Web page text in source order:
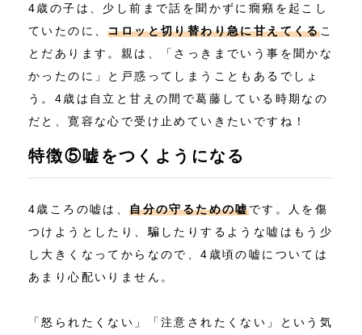
4歳の子は、少し前まで話を聞かずに癇癪を起こし
ていたのに、コロッと切り替わり急に甘えてくるこ
とだあります。親は、「さっきまでいう事を聞かな
かったのに」と戸惑ってしまうこともあるでしょ
う。4歳は自立と甘えの間で葛藤している時期なの
だと、寛容な心で受け止めていきたいですね！
特徴⑤嘘をつくようになる
4歳ころの嘘は、自分の守るための嘘です。人を傷
つけようとしたり、騙したりするような嘘はもう少
し大きくなってからなので、4歳頃の嘘については
あまり心配いりません。
「怒られたくない」「注意されたくない」という気